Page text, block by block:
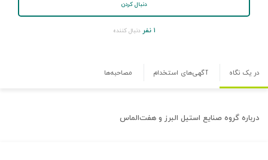
دنبال کردن
۱ نفر دنبال کننده
در یک نگاه آگهی‌های استخدام مصاحبه‌ها
درباره گروه صنایع استیل البرز و هفت‌الماس